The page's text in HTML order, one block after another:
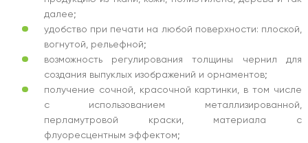
далее;
удобство при печати на любой поверхности: плоской,
вогнутой, рельефной;
возможность регулирования толщины чернил для
создания выпуклых изображений и орнаментов;
получение сочной, красочной картинки, в том числе
с использованием металлизированной,
перламутровой краски, материала с
флуоресцентным эффектом;